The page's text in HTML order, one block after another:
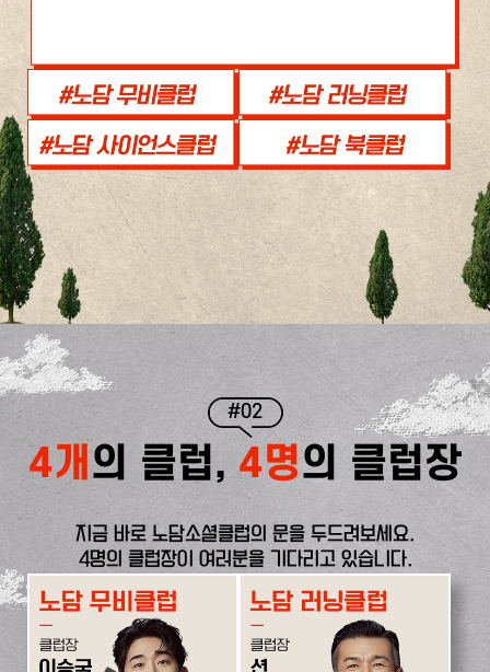
#02
4개 의 클럽, 4명의 클럽장
지금 바로 노담소셜클럽의 문을 두드려보세요.
4명의 클럽장이 여러분을 기다리고 있습니다.